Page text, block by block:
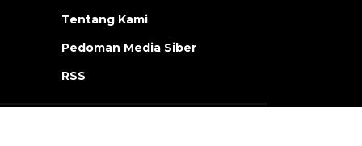
Tentang Kami
Pedoman Media Siber
RSS